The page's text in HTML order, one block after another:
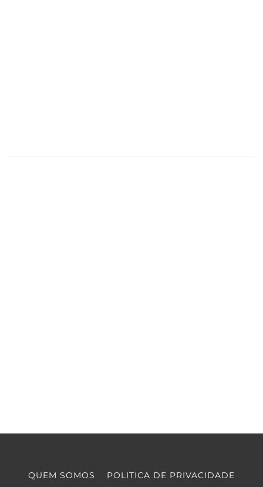
QUEM SOMOS POLITICA DE PRIVACIDADE